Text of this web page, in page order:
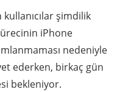
şimdilik
iPhone
nedeniyle
ederken, birkaç gün
bekleniyor.